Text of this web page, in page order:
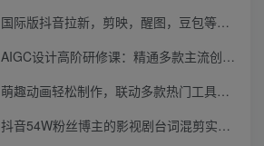
国际版抖音拉新，剪映，醒图，豆包等多玩法教程，长期可做的项目，轻松日入四位数，深度揭秘玩法，干就完了
AIGC设计高阶研修课：精通多款主流创作工具，从出图建模到模型训练全面进阶
萌趣动画轻松制作，联动多款热门工具实操，手把手打造可爱胖橘猫趣味动画
抖音54W粉丝博主的影视剧台词混剪实战课，解锁抖音伙伴计划+精选独家收益，新手零门槛上手